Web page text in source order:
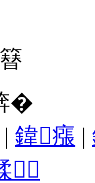
�
| 鍏瘬 |
